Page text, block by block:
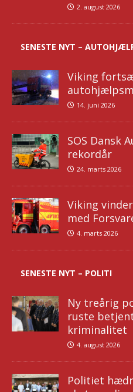
2. august 2026
SENESTE NYT –
Viking
14. juni 2026
SOS Dansk
rekordår
24. marts 2026
Viking
med
4. marts 2026
SENESTE NYT – POLITI
Ny treårig
ruste
kriminalitet
4. august 2026
Politiet